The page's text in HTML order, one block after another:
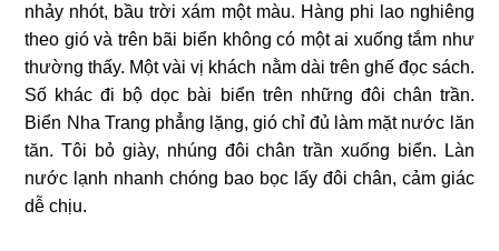
nhảy nhót, bầu trời xám một màu. Hàng phi lao nghiêng
theo gió và trên bãi biển không có một ai xuống tắm như
thường thấy. Một vài vị khách nằm dài trên ghế đọc sách.
Số khác đi bộ dọc bài biển trên những đôi chân trần.
Biển Nha Trang phẳng lặng, gió chỉ đủ làm mặt nước lăn
tăn. Tôi bỏ giày, nhúng đôi chân trần xuống biển. Làn
nước lạnh nhanh chóng bao bọc lấy đôi chân, cảm giác
dễ chịu.